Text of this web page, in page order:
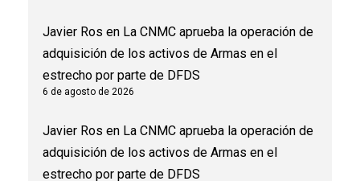
Javier Ros en La CNMC aprueba la operación de
adquisición de los activos de Armas en el
estrecho por parte de DFDS
6 de agosto de 2026
Javier Ros en La CNMC aprueba la operación de
adquisición de los activos de Armas en el
estrecho por parte de DFDS